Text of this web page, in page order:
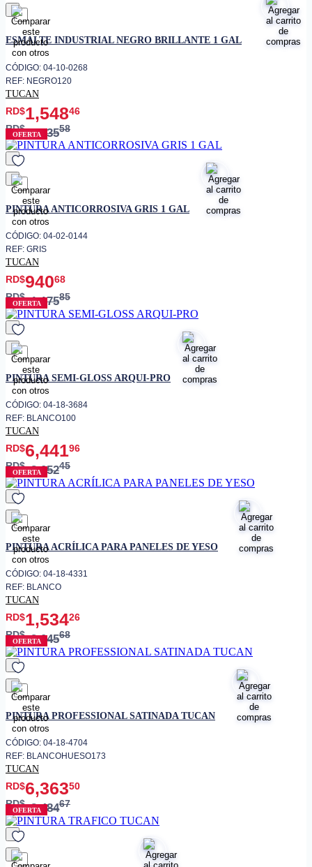
favorito
ESMALTE INDUSTRIAL NEGRO BRILLANTE 1 GAL
CÓDIGO: 04-10-0268
REF: NEGRO120
TUCAN
RD$1,54846
RD$1,93558
OFERTA
favorito
PINTURA ANTICORROSIVA GRIS 1 GAL
CÓDIGO: 04-02-0144
REF: GRIS
TUCAN
RD$94068
RD$1,17585
OFERTA
favorito
PINTURA SEMI-GLOSS ARQUI-PRO
CÓDIGO: 04-18-3684
REF: BLANCO100
TUCAN
RD$6,44196
RD$8,05245
OFERTA
favorito
PINTURA ACRÍLICA PARA PANELES DE YESO
CÓDIGO: 04-18-4331
REF: BLANCO
TUCAN
RD$1,53426
RD$2,04568
OFERTA
favorito
PINTURA PROFESSIONAL SATINADA TUCAN
CÓDIGO: 04-18-4704
REF: BLANCOHUESO173
TUCAN
RD$6,36350
RD$8,48467
OFERTA